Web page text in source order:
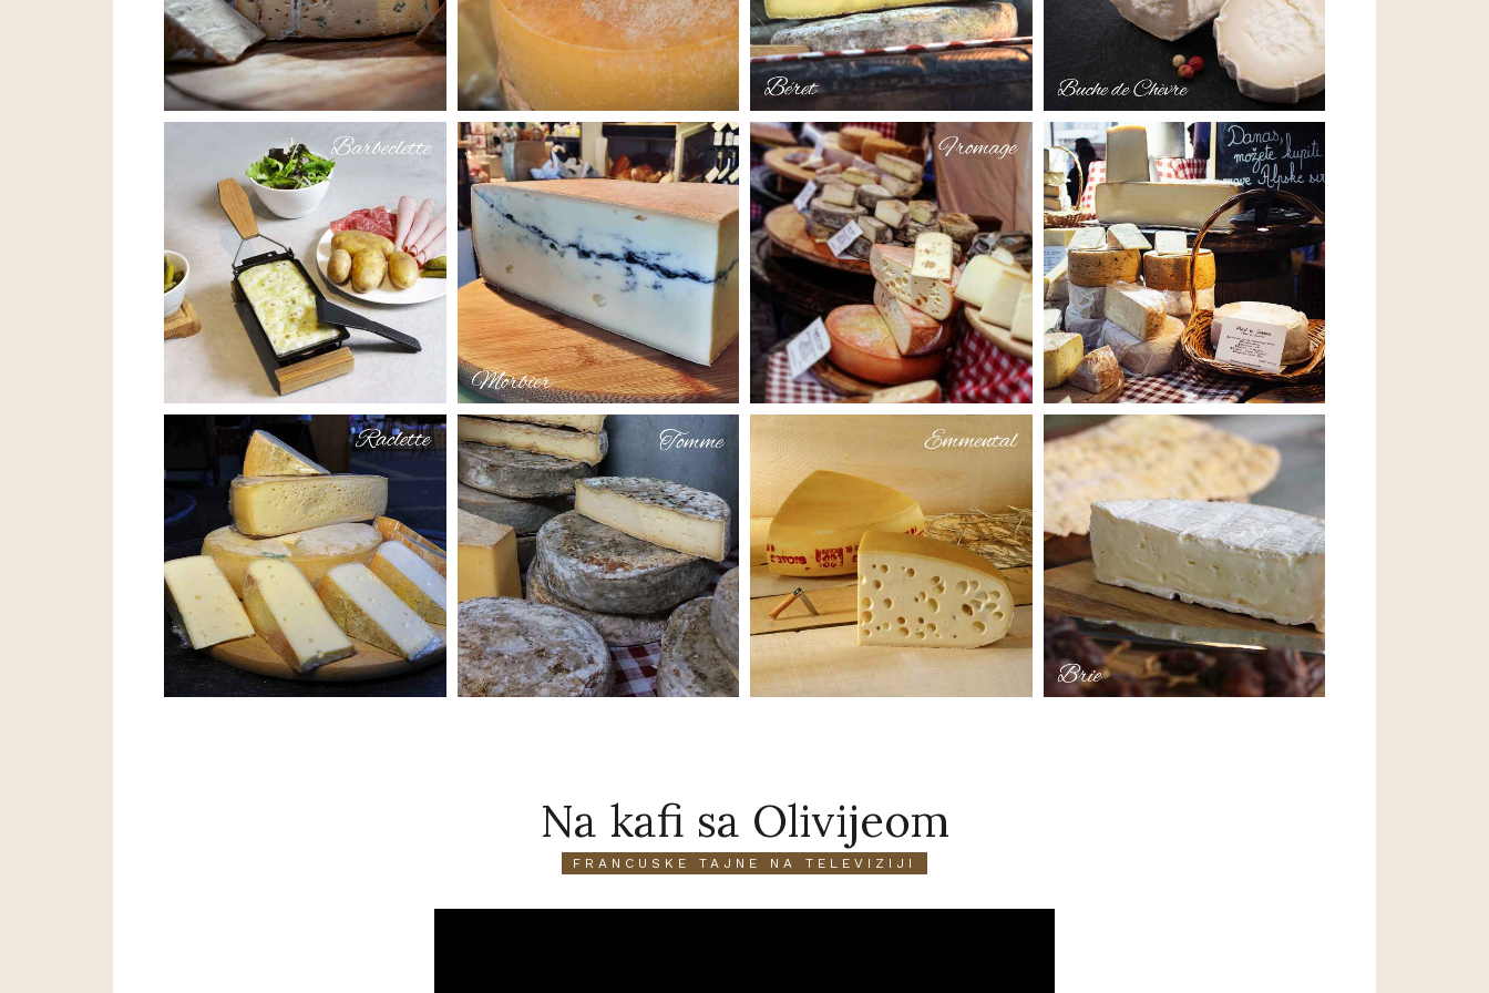
Na kafi sa Olivijeom
FRANCUSKE TAJNE NA TELEVIZIJI